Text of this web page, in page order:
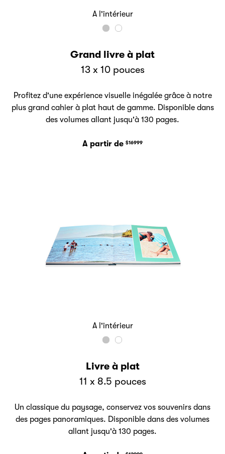
A l'intérieur
Grand livre à plat
13 x 10 pouces
Profitez d'une expérience visuelle inégalée grâce à notre
plus grand cahier à plat haut de gamme. Disponible dans
des volumes allant jusqu'à 130 pages.
A partir de $16999
A l'intérieur
Livre à plat
11 x 8.5 pouces
Un classique du paysage, conservez vos souvenirs dans
des pages panoramiques. Disponible dans des volumes
allant jusqu'à 130 pages.